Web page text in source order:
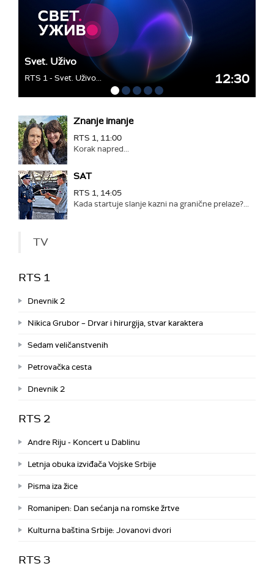
Svet. Uživo
RTS 1 - Svet. Uživo... 12:30
Znanje imanje
RTS 1, 11:00
Korak napred...
SAT
RTS 1, 14:05
Kada startuje slanje kazni na granične prelaze?...
TV
RTS 1
Dnevnik 2
Nikica Grubor – Drvar i hirurgija, stvar karaktera
Sedam veličanstvenih
Petrovačka cesta
Dnevnik 2
RTS 2
Andre Riju - Koncert u Dablinu
Letnja obuka izviđača Vojske Srbije
Pisma iza žice
Romanipen: Dan sećanja na romske žrtve
Kulturna baština Srbije: Jovanovi dvori
RTS 3